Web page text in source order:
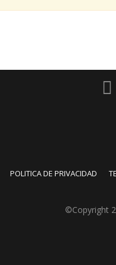
POLITICA DE PRIVACIDAD
©Copyright